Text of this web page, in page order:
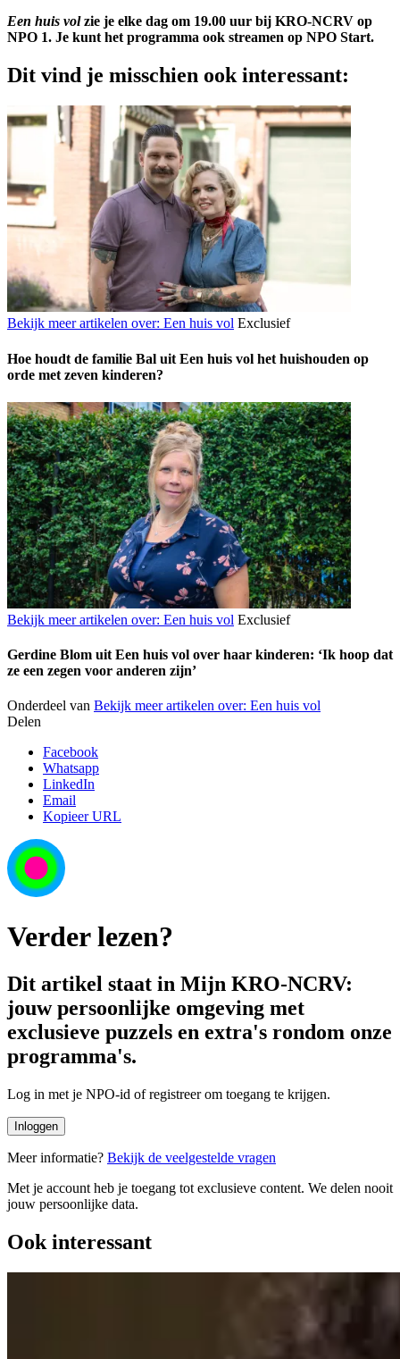
Een huis volzie je elke dag om 19.00 uur bij KRO-NCRV op
NPO 1. Je kunt het programma ook streamen op NPO Start.
Dit vind je misschien ook interessant:
Bekijk meer artikelen over: Een huis vol Exclusief
Hoe houdt de familie Bal uit Een huis vol het huishouden op
orde met zeven kinderen?
Bekijk meer artikelen over: Een huis vol Exclusief
Gerdine Blom uit Een huis vol over haar kinderen: ‘Ik hoop dat
ze een zegen voor anderen zijn’
Onderdeel van Bekijk meer artikelen over: Een huis vol
Delen
Facebook
Whatsapp
LinkedIn
Email
Kopieer URL
Verder lezen?
Dit artikel staat in Mijn KRO-NCRV:
jouw persoonlijke omgeving met
exclusieve puzzels en extra's rondom onze
programma's.
Log in met je NPO-id of registreer om toegang te krijgen.
Inloggen
Meer informatie? Bekijk de veelgestelde vragen
Met je account heb je toegang tot exclusieve content. We delen nooit
jouw persoonlijke data.
Ook interessant